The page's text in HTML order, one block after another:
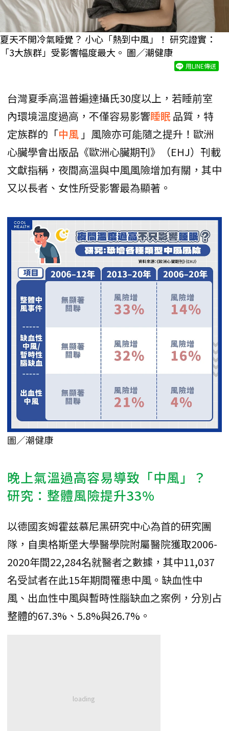
夏天不開冷氣睡覺？ 小心「熱到中風」！ 研究證實：
「3大族群」受影響幅度最大。 圖／潮健康
用LINE傳送
台灣夏季高溫普遍達攝氏30度以上，若睡前室
內環境溫度過高，不僅容易影響睡眠品質，特
定族群的「中風 」風險亦可能隨之提升！歐洲
心臟學會出版品《歐洲心臟期刊》（EHJ）刊載
文獻指稱，夜間高溫與中風風險增加有關，其中
又以長者、女性所受影響最為顯著。
圖／潮健康
晚上氣溫過高容易導致「中風」？
研究：整體風險提升33%
以德國亥姆霍兹慕尼黑研究中心為首的研究團
隊，自奧格斯堡大學醫學院附屬醫院獲取2006-
2020年間22,284名就醫者之數據，其中11,037
名受試者在此15年期間罹患中風。缺血性中
風、出血性中風與暫時性腦缺血之案例，分別占
整體的67.3%、5.8%與26.7%。